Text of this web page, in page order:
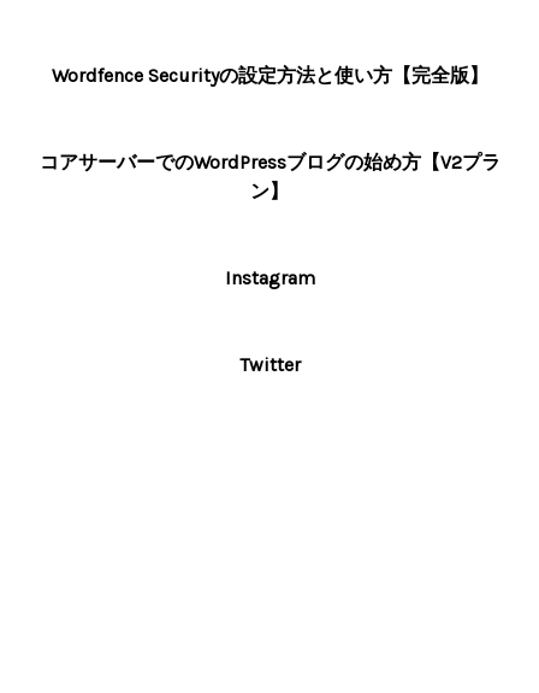
Wordfence Securityの設定方法と使い方【完全版】
コアサーバーでのWordPressブログの始め方【V2プラ
ン】
Instagram
Twitter